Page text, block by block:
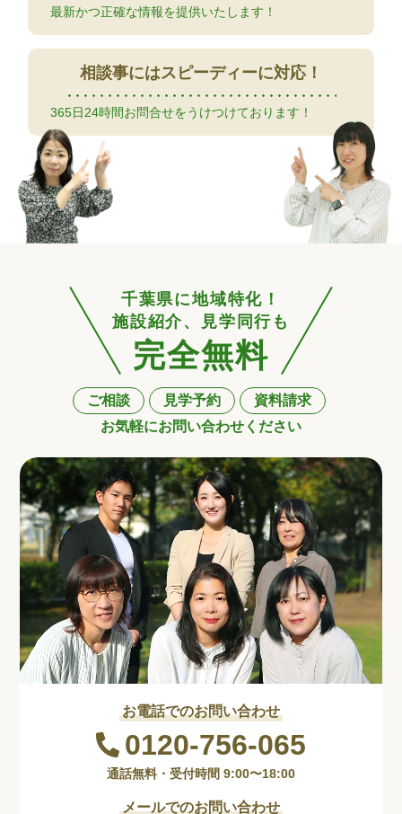
最新かつ正確な情報を提供いたします！
相談事にはスピーディーに対応！
365日24時間お問合せをうけつけております！
千葉県に地域特化！
施設紹介、見学同行も
完全無料
ご相談 見学予約
資料請求
お気軽にお問い合わせください
お電話でのお問い合わせ
0120-756-065
通話無料・受付時間 9:00〜18:00
メールでのお問い合わせ